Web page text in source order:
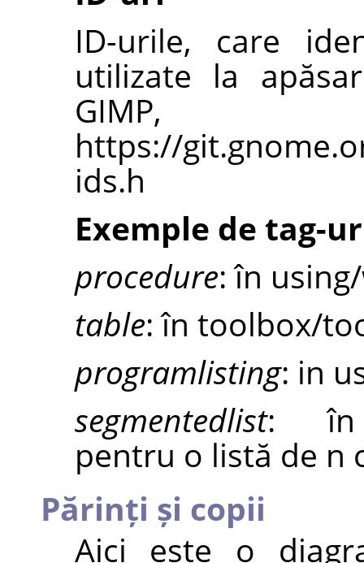
ID-urile, care
utilizate la
https://
ids.h
Exemple de tag-
procedure: în
table: în toolbox/
programlisting: in
segmentedlist: în
pentru o listă de n
Părinți și copii
Aici este o